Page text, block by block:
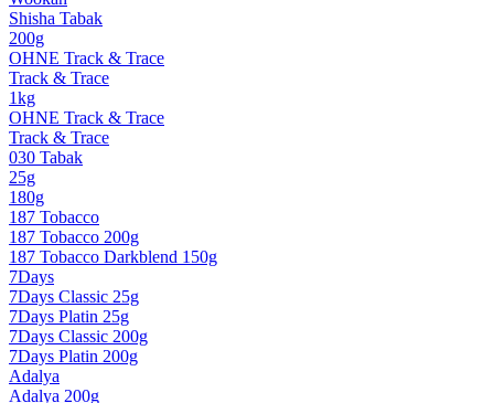
Shisha Tabak
200g
OHNE Track & Trace
Track & Trace
1kg
OHNE Track & Trace
Track & Trace
030 Tabak
25g
180g
187 Tobacco
187 Tobacco 200g
187 Tobacco Darkblend 150g
7Days
7Days Classic 25g
7Days Platin 25g
7Days Classic 200g
7Days Platin 200g
Adalya
Adalya 200g